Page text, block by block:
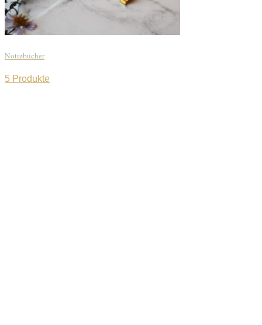
Notizbücher
5 Produkte